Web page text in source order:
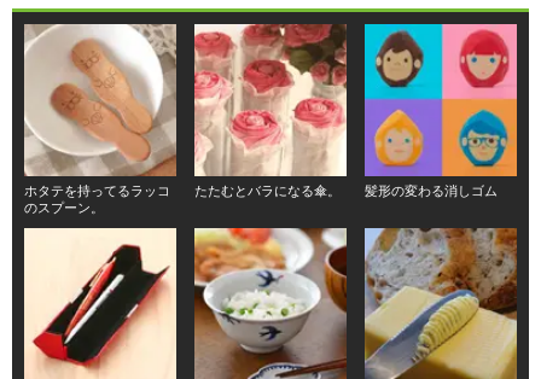
ホタテを持ってるラッコ
のスプーン。
たたむとバラになる傘。 髪形の変わる消しゴム